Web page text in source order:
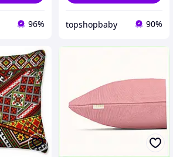
96% topshopbaby 90%